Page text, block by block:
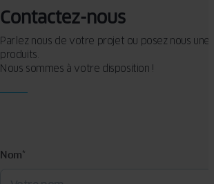
Contactez-nous
Parlez nous de votre projet ou posez nous une
produits.
Nous sommes à votre disposition !
Nom*